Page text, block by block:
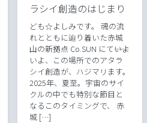
ラシイ創造のはじまり
ども☆よしみです。 魂の流
れとともに辿り着いた赤城
山の新拠点 Co.SUN にて――いよ
いよ、この場所でのアタラ
シイ創造が、ハジマリます。
2025年、夏至。宇宙のサイ
クルの中でも特別な節目と
なるこのタイミングで、 赤
城 […]